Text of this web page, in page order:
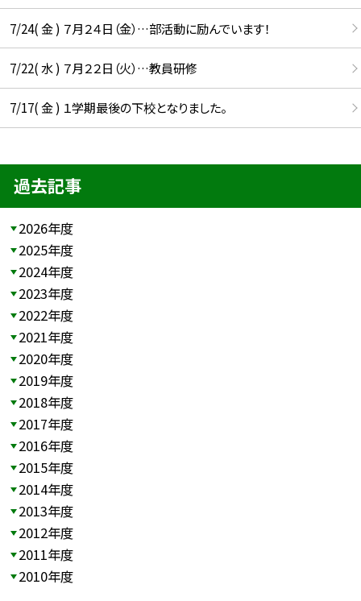
7/24( 金 ) ７月２４日（金）…部活動に励んでいます！
7/22( 水 ) ７月２２日（火）…教員研修
7/17( 金 ) １学期最後の下校となりました。
過去記事
2026年度
2025年度
2024年度
2023年度
2022年度
2021年度
2020年度
2019年度
2018年度
2017年度
2016年度
2015年度
2014年度
2013年度
2012年度
2011年度
2010年度